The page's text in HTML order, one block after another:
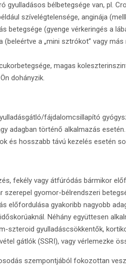
gyulladásos bélbetegsége van, pl.
szívelégtelensége, anginája
betegsége (gyenge vérkeringés a
(beleértve a „mini sztrókot” vagy
magas
dohányzik.
fájdalomcsillapító
adagban történő alkalmazás
és hosszabb távú kezelés esetén
fekély vagy átfúródás bármikor
szerepel gyomor-bélrendszeri
előfordulása gyakoribb nagyobb
Néhány együttesen
szteroid gyulladáscsökkentők,
gátlók (SSRI), vagy vérlemezke
szempontjából fokozottan